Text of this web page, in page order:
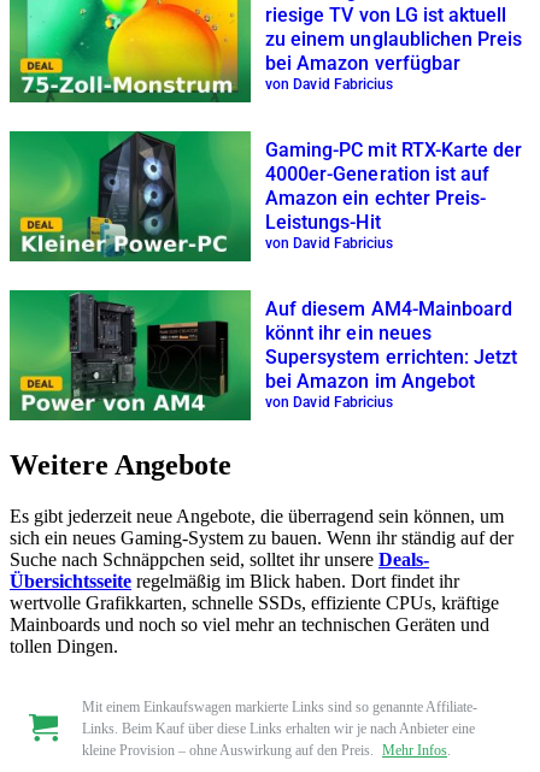
riesige TV von LG ist aktuell
zu einem unglaublichen Preis
bei Amazon verfügbar
von David Fabricius
Gaming-PC mit RTX-Karte der
4000er-Generation ist auf
Amazon ein echter Preis-
Leistungs-Hit
von David Fabricius
Auf diesem AM4-Mainboard
könnt ihr ein neues
Supersystem errichten: Jetzt
bei Amazon im Angebot
von David Fabricius
Weitere Angebote
Es gibt jederzeit neue Angebote, die überragend sein können, um
sich ein neues Gaming-System zu bauen. Wenn ihr ständig auf der
Suche nach Schnäppchen seid, solltet ihr unsere Deals-
Übersichtsseite regelmäßig im Blick haben. Dort findet ihr
wertvolle Grafikkarten, schnelle SSDs, effiziente CPUs, kräftige
Mainboards und noch so viel mehr an technischen Geräten und
tollen Dingen.
Mit einem Einkaufswagen markierte Links sind so genannte Affiliate-
Links. Beim Kauf über diese Links erhalten wir je nach Anbieter eine
kleine Provision – ohne Auswirkung auf den Preis.
Mehr Infos